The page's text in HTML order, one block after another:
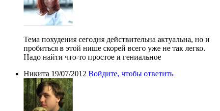
Тема похудения сегодня действительна актуальна, но и
пробиться в этой нише скорей всего уже не так легко.
Надо найти что-то простое и гениальное
Никита 19/07/2012 Войдите, чтобы ответить